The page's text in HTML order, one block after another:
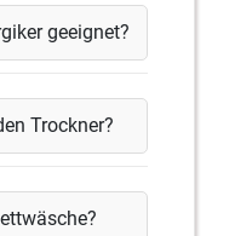
geeignet?
Trockner?